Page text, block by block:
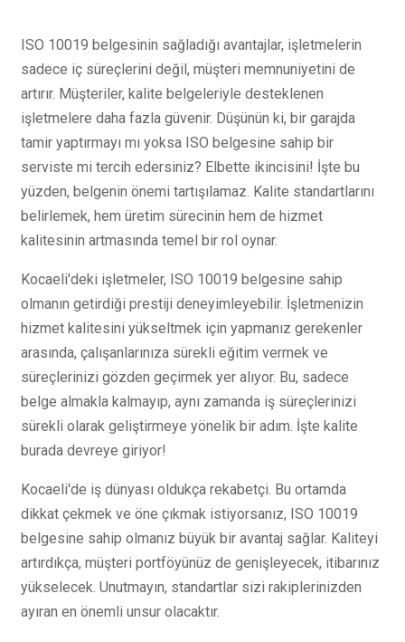
ISO 10019 belgesinin sağladığı avantajlar, işletmelerin
sadece iç süreçlerini değil, müşteri memnuniyetini de
artırır. Müşteriler, kalite belgeleriyle desteklenen
işletmelere daha fazla güvenir. Düşünün ki, bir garajda
tamir yaptırmayı mı yoksa ISO belgesine sahip bir
serviste mi tercih edersiniz? Elbette ikincisini! İşte bu
yüzden, belgenin önemi tartışılamaz. Kalite standartlarını
belirlemek, hem üretim sürecinin hem de hizmet
kalitesinin artmasında temel bir rol oynar.
Kocaeli'deki işletmeler, ISO 10019 belgesine sahip
olmanın getirdiği prestiji deneyimleyebilir. İşletmenizin
hizmet kalitesini yükseltmek için yapmanız gerekenler
arasında, çalışanlarınıza sürekli eğitim vermek ve
süreçlerinizi gözden geçirmek yer alıyor. Bu, sadece
belge almakla kalmayıp, aynı zamanda iş süreçlerinizi
sürekli olarak geliştirmeye yönelik bir adım. İşte kalite
burada devreye giriyor!
Kocaeli'de iş dünyası oldukça rekabetçi. Bu ortamda
dikkat çekmek ve öne çıkmak istiyorsanız, ISO 10019
belgesine sahip olmanız büyük bir avantaj sağlar. Kaliteyi
artırdıkça, müşteri portföyünüz de genişleyecek, itibarınız
yükselecek. Unutmayın, standartlar sizi rakiplerinizden
ayıran en önemli unsur olacaktır.